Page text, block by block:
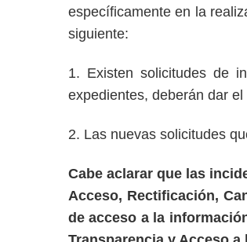
específicamente en la
siguiente:
1. Existen solicitudes de
expedientes, deberán dar
2. Las nuevas solicitudes
Cabe aclarar que las
Acceso, Rectificación,
de acceso a la